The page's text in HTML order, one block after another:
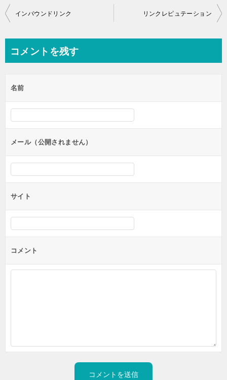
投
ビ
ー
シ
ン
インバウンドリンク リンクレピュテーション
コメントを残す
名前
メール（公開されません）
サイト
コメント